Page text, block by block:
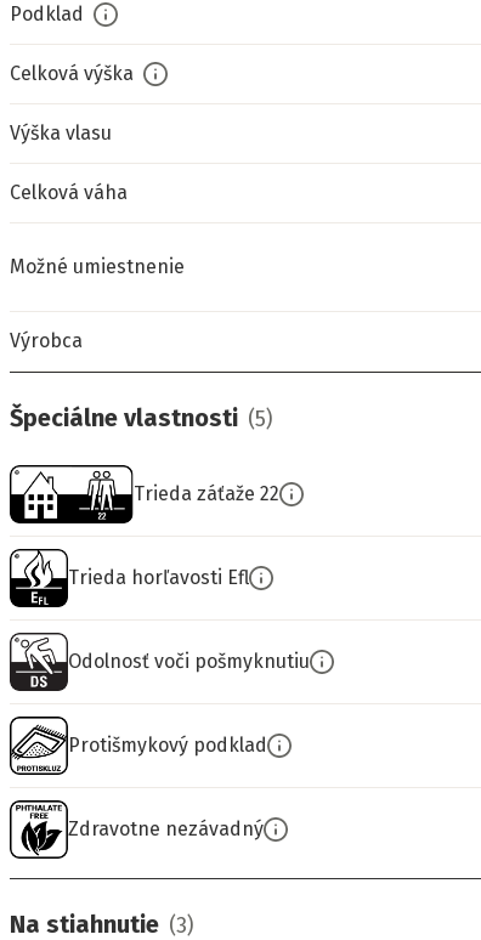
Podklad
Celková výška
Výška vlasu
Celková váha
Možné umiestnenie
Výrobca
Špeciálne vlastnosti (5)
Trieda záťaže 22
Trieda horľavosti Efl
Odolnosť voči pošmyknutiu
Protišmykový podklad
Zdravotne nezávadný
Na stiahnutie (3)